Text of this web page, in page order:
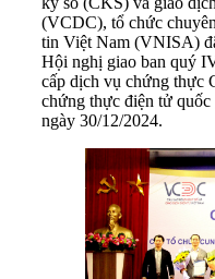
(VCDC), tổ chức
tin Việt Nam (VNISA)
Hội nghị giao ban quý
cấp dịch vụ chứng thực
chứng thực điện tử
ngày 30/12/2024.